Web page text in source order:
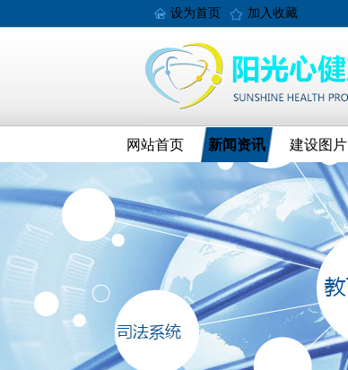
设为首页 加入收藏
网站首页 新闻资讯 建设图片